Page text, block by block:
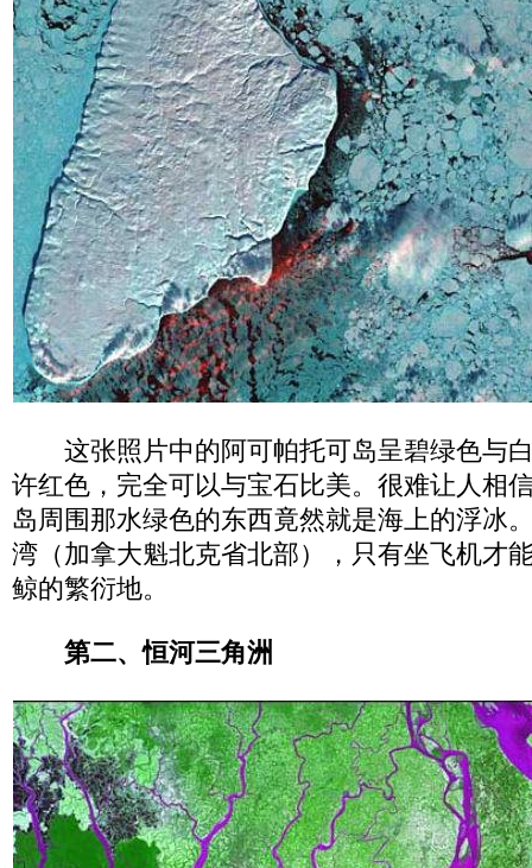
这张照片中的阿可帕托可岛呈碧绿色与
许红色，完全可以与宝石比美。很难让人相
岛周围那水绿色的东西竟然就是海上的浮冰
湾（加拿大魁北克省北部），只有坐飞机才
鲸的繁衍地。
第二、恒河三角洲